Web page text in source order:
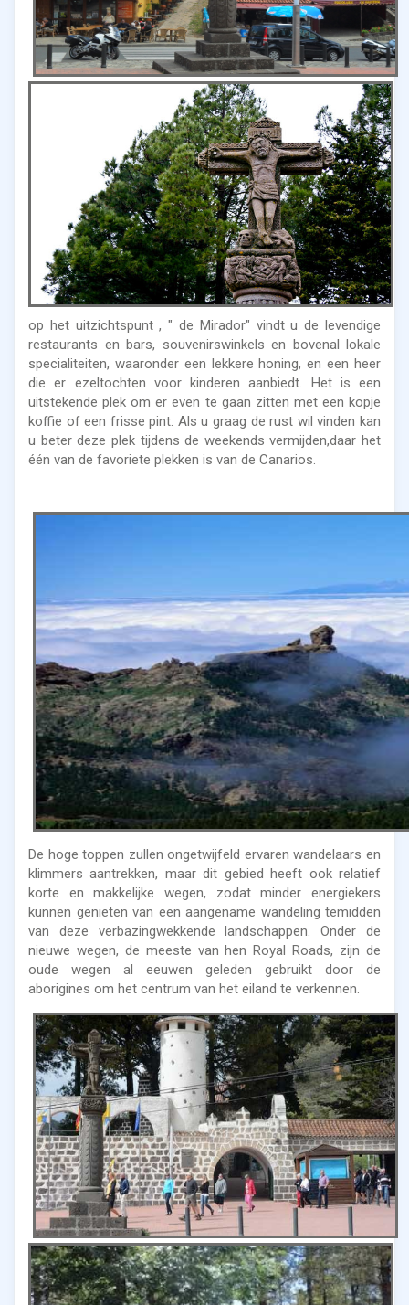
op het uitzichtspunt , " de Mirador" vindt u de levendige
restaurants en bars, souvenirswinkels en bovenal lokale
specialiteiten, waaronder een lekkere honing, en een heer
die er ezeltochten voor kinderen aanbiedt. Het is een
uitstekende plek om er even te gaan zitten met een kopje
koffie of een frisse pint. Als u graag de rust wil vinden kan
u beter deze plek tijdens de weekends vermijden,daar het
één van de favoriete plekken is van de Canarios.
De hoge toppen zullen ongetwijfeld ervaren wandelaars en
klimmers aantrekken, maar dit gebied heeft ook relatief
korte en makkelijke wegen, zodat minder energiekers
kunnen genieten van een aangename wandeling temidden
van deze verbazingwekkende landschappen. Onder de
nieuwe wegen, de meeste van hen Royal Roads, zijn de
oude wegen al eeuwen geleden gebruikt door de
aborigines om het centrum van het eiland te verkennen.